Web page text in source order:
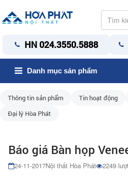
HN 024.3550.5888
Danh mục sản phẩm
Thông tin sản phẩm Tin hoạt động
Đại lý Hòa Phát
Báo giá Bàn họp
24-11-2017Nội thất Hòa Phát 2249